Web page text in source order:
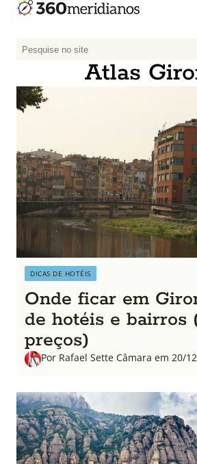
P
q
u
a
r
p
:
Atlas
DICAS DE HOTÉIS
Onde ficar em
de hotéis e bairros
preços)
Por Rafael Sette Câmara em 20/